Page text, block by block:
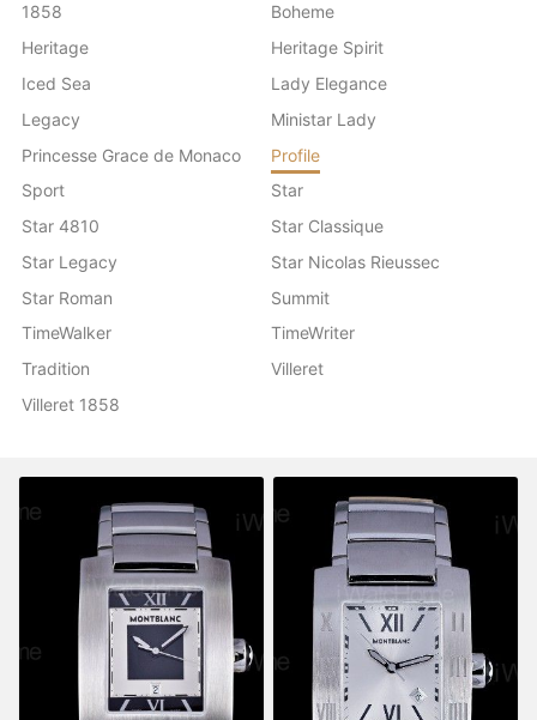
1858
Boheme
Heritage
Heritage Spirit
Iced Sea
Lady Elegance
Legacy
Ministar Lady
Princesse Grace de Monaco
Profile
Sport
Star
Star 4810
Star Classique
Star Legacy
Star Nicolas Rieussec
Star Roman
Summit
TimeWalker
TimeWriter
Tradition
Villeret
Villeret 1858